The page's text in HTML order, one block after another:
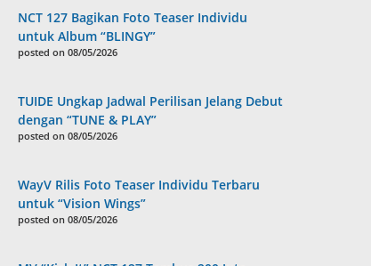
NCT 127 Bagikan Foto Teaser Individu
untuk Album “BLINGY”
posted on 08/05/2026
TUIDE Ungkap Jadwal Perilisan Jelang Debut
dengan “TUNE & PLAY”
posted on 08/05/2026
WayV Rilis Foto Teaser Individu Terbaru
untuk “Vision Wings”
posted on 08/05/2026